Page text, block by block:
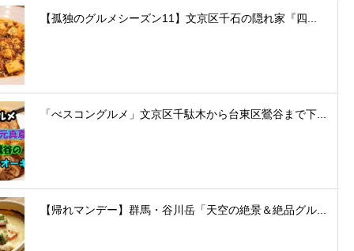
【孤独のグルメシーズン11】文京区千石の隠れ家『四...
「べスコングルメ」文京区千駄木から台東区鶯谷まで下...
【帰れマンデー】群馬・谷川岳「天空の絶景＆絶品グル...